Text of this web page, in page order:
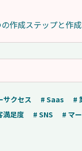
作成ステップと作
サクセス # Saas
#
満足度 # SNS # マ